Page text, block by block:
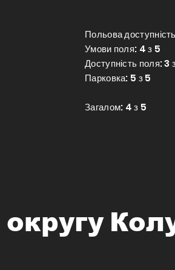
Польова
Умови поля: 4 з 5
Доступність поля: 3
Парковка: 5 з 5
Загалом: 4 з 5
округу